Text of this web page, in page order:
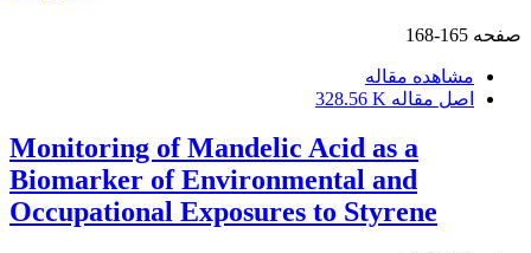
صفحه 165-168
مشاهده مقاله
اصل مقاله 328.56 K
Monitoring of Mandelic Acid as a
Biomarker of Environmental and
Occupational Exposures to Styrene